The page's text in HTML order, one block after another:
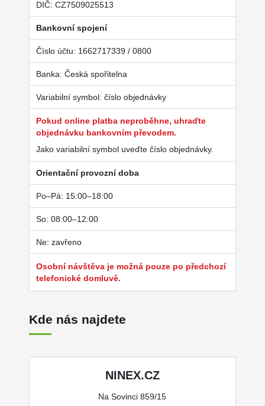
DIČ: CZ7509025513
Bankovní spojení
Číslo účtu: 1662717339 / 0800
Banka: Česká spořitelna
Variabilní symbol: číslo objednávky
Pokud online platba neproběhne, uhraďte
objednávku bankovním převodem.
Jako variabilní symbol uveďte číslo objednávky.
Orientační provozní doba
Po–Pá: 15:00–18:00
So: 08:00–12:00
Ne: zavřeno
Osobní návštěva je možná pouze po předchozí
telefonické domluvě.
Kde nás najdete
NINEX.CZ
Na Sovinci 859/15